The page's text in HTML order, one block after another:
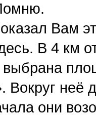
Вам
В 4 км
Вокруг неё
они